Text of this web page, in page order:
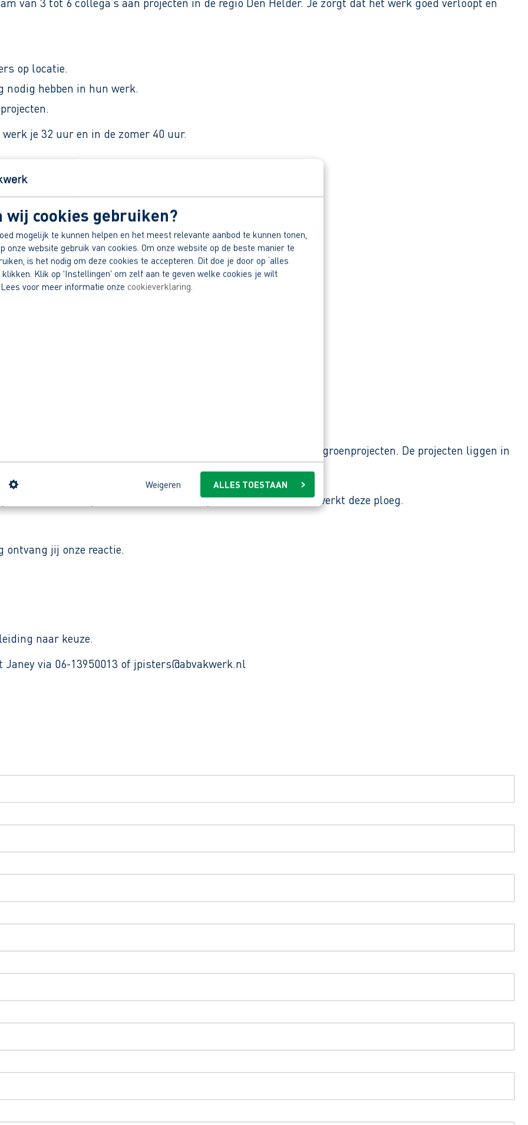
wij cookies gebruiken?
mogelijk te kunnen helpen en het meest relevante aanbod te kunnen tonen,
onze website gebruik van cookies. Om onze website op de beste manier te
is het nodig om deze cookies te accepteren. Dit doe je door op ‘alles
klikken. Klik op 'Instellingen' om zelf aan te geven welke cookies je wilt
voor meer informatie onze cookieverklaring.
Weigeren ALLES TOESTAAN
op locatie.
nodig hebben in hun werk.
je 32 uur en in de zomer 40 uur.
afhankelijk van ervaring.
inclusief pensioen en eindejaarsuitkering.
en BHV.
jouw voordelen.
richt op aanleg en onderhoud van openbare en particuliere groenprojecten. De projecten liggen in
we dat het netjes wordt en iedereen zijn werk kan doen”, zo werkt deze ploeg.
ontvang jij onze reactie.
naar keuze.
via 06-13950013 of jpisters@abvakwerk.nl